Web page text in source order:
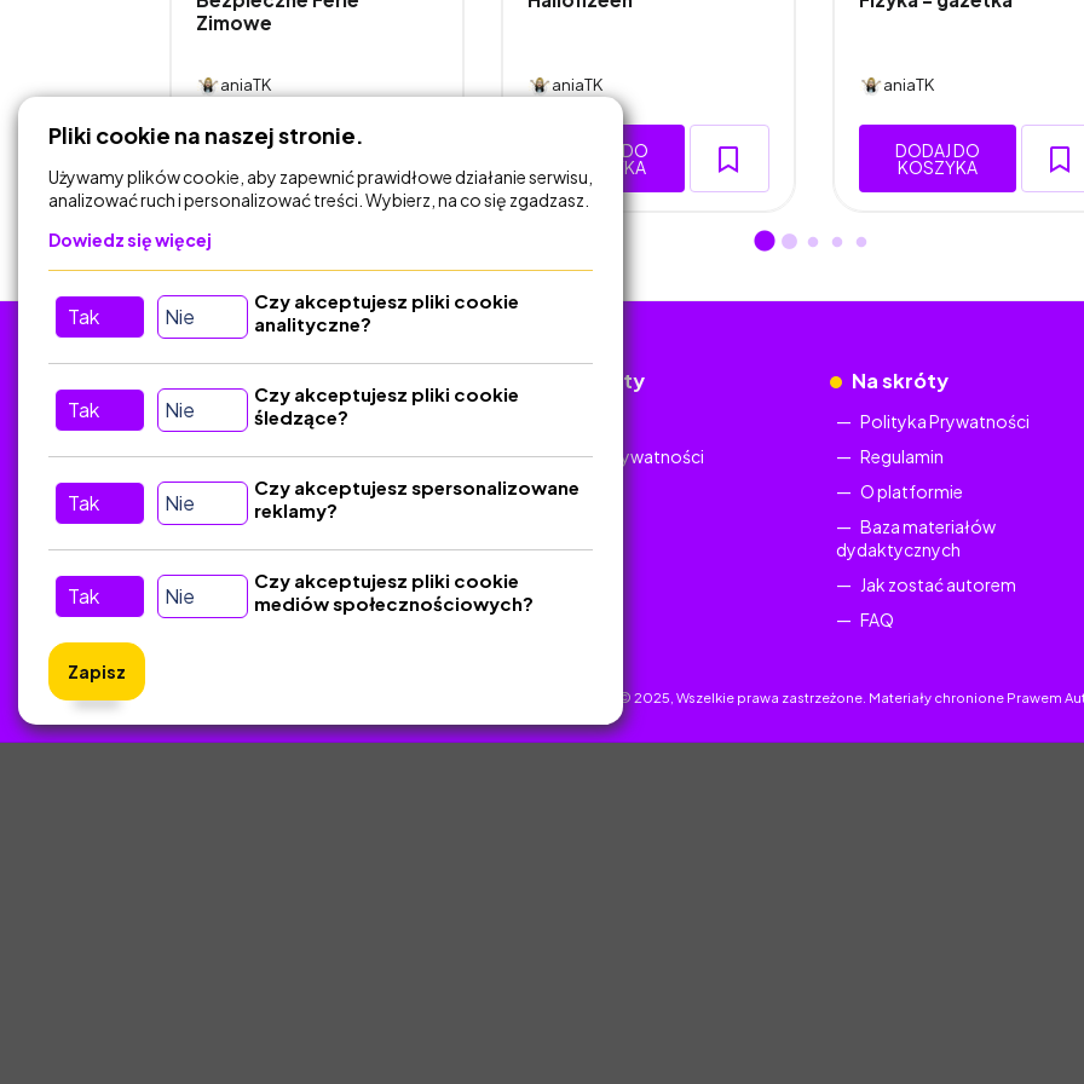
Zimowe
aniaTK
DODAJ DO
KOSZYKA
aniaTK
DODAJ DO
KOSZYKA
aniaTK
DODAJ DO
KOSZYKA
Kontakt
Dokumenty
Polityka Prywatności
Na skróty
Polityka Prywatności
Regulamin
O platformie
Baza materiałów
dydaktycznych
Jak zostać autorem
FAQ
ZlotyNauczyciel.pl © 2025, Wszelkie prawa zastrzeżone. Materiały chronione Prawem
Pliki cookie na naszej stronie.
Używamy plików cookie, aby zapewnić prawidłowe działanie serwisu,
analizować ruch i personalizować treści. Wybierz, na co się zgadzasz.
Dowiedz się więcej
Tak Nie
Czy akceptujesz pliki cookie
analityczne?
Tak Nie
Czy akceptujesz pliki cookie
śledzące?
Tak Nie
Czy akceptujesz spersonalizowane
reklamy?
Tak Nie
Czy akceptujesz pliki cookie
mediów społecznościowych?
Zapisz